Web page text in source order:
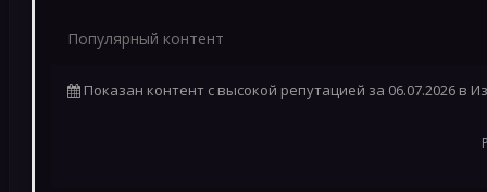
Популярный контент
Показан контент с высокой репутацией за 06.07.2026 в